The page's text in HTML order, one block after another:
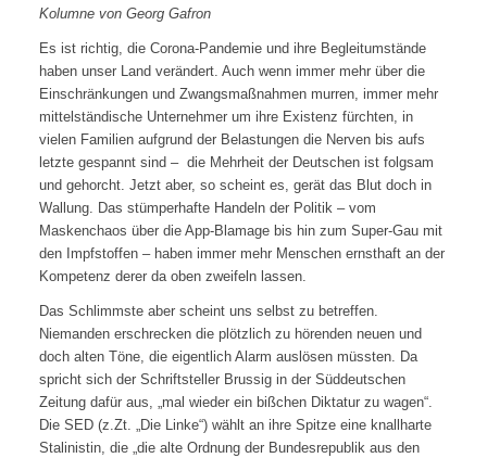
Kolumne von Georg Gafron
Es ist richtig, die Corona-Pandemie und ihre Begleitumstände
haben unser Land verändert. Auch wenn immer mehr über die
Einschränkungen und Zwangsmaßnahmen murren, immer mehr
mittelständische Unternehmer um ihre Existenz fürchten, in
vielen Familien aufgrund der Belastungen die Nerven bis aufs
letzte gespannt sind – die Mehrheit der Deutschen ist folgsam
und gehorcht. Jetzt aber, so scheint es, gerät das Blut doch in
Wallung. Das stümperhafte Handeln der Politik – vom
Maskenchaos über die App-Blamage bis hin zum Super-Gau mit
den Impfstoffen – haben immer mehr Menschen ernsthaft an der
Kompetenz derer da oben zweifeln lassen.
Das Schlimmste aber scheint uns selbst zu betreffen.
Niemanden erschrecken die plötzlich zu hörenden neuen und
doch alten Töne, die eigentlich Alarm auslösen müssten. Da
spricht sich der Schriftsteller Brussig in der Süddeutschen
Zeitung dafür aus, „mal wieder ein bißchen Diktatur zu wagen“.
Die SED (z.Zt. „Die Linke“) wählt an ihre Spitze eine knallharte
Stalinistin, die „die alte Ordnung der Bundesrepublik aus den